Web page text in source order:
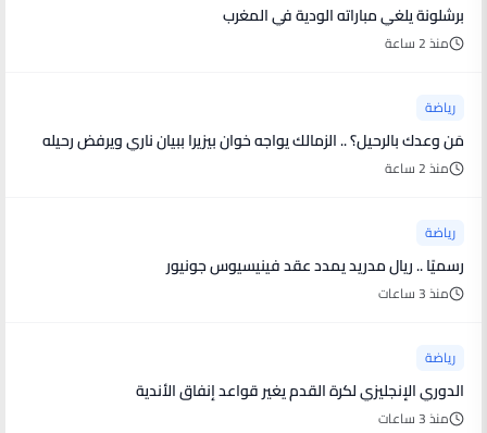
برشلونة يلغي مباراته الودية في المغرب
منذ 2 ساعة
رياضة
مَن وعدك بالرحيل؟ .. الزمالك يواجه خوان بيزيرا ببيان ناري ويرفض رحيله
منذ 2 ساعة
رياضة
رسميًا .. ريال مدريد يمدد عقد فينيسيوس جونيور
منذ 3 ساعات
رياضة
الدوري الإنجليزي لكرة القدم يغير قواعد إنفاق الأندية
منذ 3 ساعات